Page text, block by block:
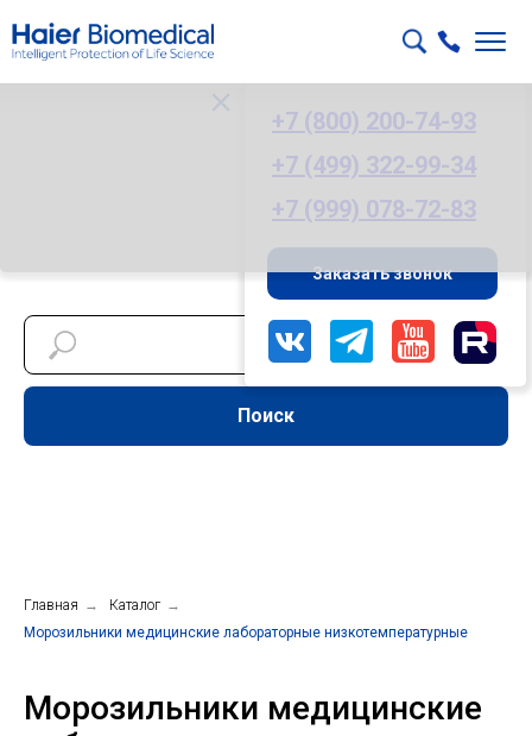
+7 (800) 200-74-93
+7 (499) 322-99-34
+7 (999) 078-72-83
Заказать звонок
Поиск
Главная → Каталог →
Морозильники медицинские лабораторные низкотемпературные
Морозильники медицинские